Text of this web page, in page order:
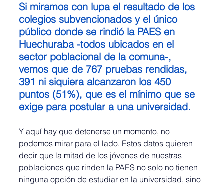
Si miramos con lupa el resultado de los
colegios subvencionados y el único
público donde se rindió la PAES en
Huechuraba -todos ubicados en el
sector poblacional de la comuna-,
vemos que de 767 pruebas rendidas,
391 ni siquiera alcanzaron los 450
puntos (51%), que es el mínimo que se
exige para postular a una universidad.
Y aquí hay que detenerse un momento, no
podemos mirar para el lado. Estos datos quieren
decir que la mitad de los jóvenes de nuestras
poblaciones que rinden la PAES no solo no tienen
ninguna opción de estudiar en la universidad, sino